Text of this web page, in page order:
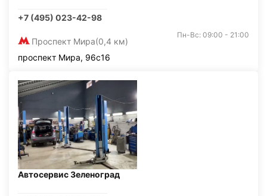
+7 (495) 023-42-98
Проспект Мира(0,4 км)
Пн-Вс: 09:00 - 21:00
проспект Мира, 96с16
Автосервис Зеленоград